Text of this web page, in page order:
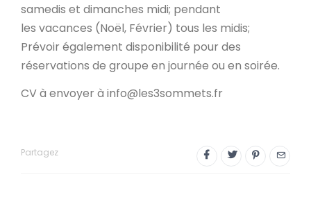
samedis et dimanches midi; pendant
les vacances (Noël, Février) tous les midis;
Prévoir également disponibilité pour des
réservations de groupe en journée ou en soirée.
CV à envoyer à info@les3sommets.fr
Partagez